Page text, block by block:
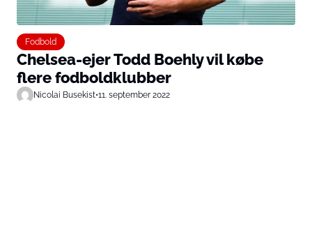
Fodbold
Chelsea-ejer Todd Boehly vil købe
flere fodboldklubber
Nicolai Busekist•11. september 2022